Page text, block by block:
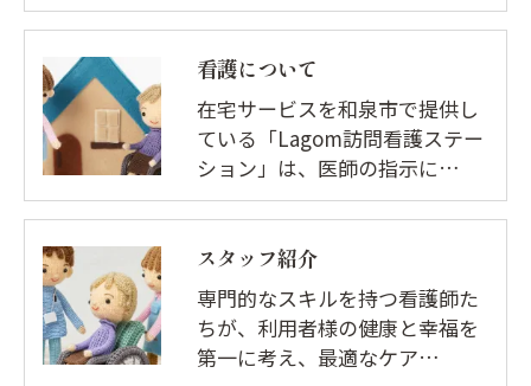
看護について
在宅サービスを和泉市で提供し
ている「Lagom訪問看護ステー
ション」は、医師の指示に…
スタッフ紹介
専門的なスキルを持つ看護師た
ちが、利用者様の健康と幸福を
第一に考え、最適なケア…